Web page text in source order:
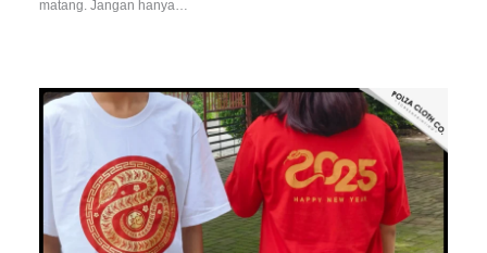
matang. Jangan hanya…